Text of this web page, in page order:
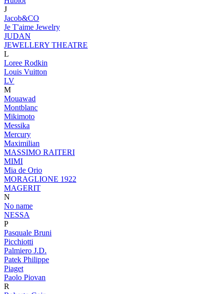
J
Jacob&CO
Je T'aime Jewelry
JUDAN
JEWELLERY THEATRE
L
Loree Rodkin
Louis Vuitton
LV
M
Mouawad
Montblanc
Mikimoto
Messika
Mercury
Maximilian
MASSIMO RAITERI
MIMI
Mia de Orio
MORAGLIONE 1922
MAGERIT
N
No name
NESSA
P
Pasquale Bruni
Picchiotti
Palmiero J.D.
Patek Philippe
Piaget
Paolo Piovan
R